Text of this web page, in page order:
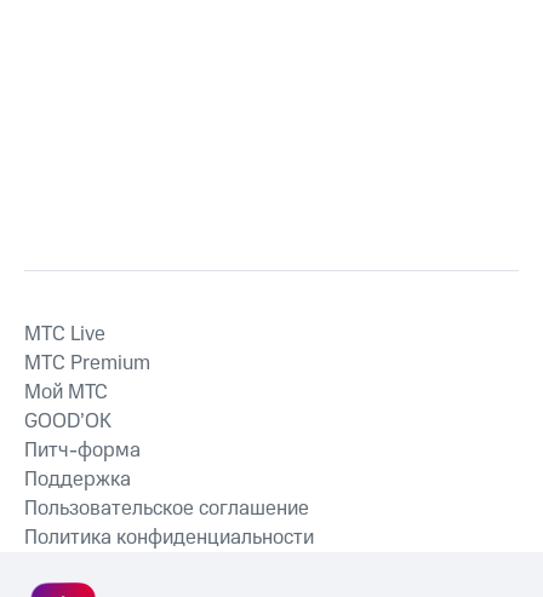
MTС Live
MTС Premium
Мой МТС
GOOD’OK
Питч-форма
Поддержка
Пользовательское соглашение
Политика конфиденциальности